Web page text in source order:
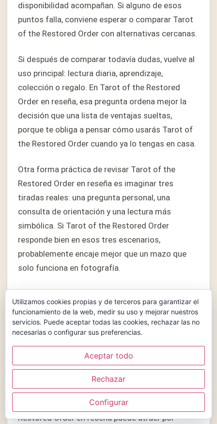
disponibilidad acompañan. Si alguno de esos
puntos falla, conviene esperar o comparar Tarot
of the Restored Order con alternativas cercanas.
Si después de comparar todavía dudas, vuelve al
uso principal: lectura diaria, aprendizaje,
colección o regalo. En Tarot of the Restored
Order en reseña, esa pregunta ordena mejor la
decisión que una lista de ventajas sueltas,
porque te obliga a pensar cómo usarás Tarot of
the Restored Order cuando ya lo tengas en casa.
Otra forma práctica de revisar Tarot of the
Restored Order en reseña es imaginar tres
tiradas reales: una pregunta personal, una
consulta de orientación y una lectura más
simbólica. Si Tarot of the Restored Order
responde bien en esos tres escenarios,
probablemente encaje mejor que un mazo que
solo funciona en fotografía.
entre imagen y significado. En Tarot of the
Restored Order en reseña, una carta no tiene que
explicarlo todo de golpe, pero sí debería darte
ilustración. Ese equilibrio es parte de lo que hace
útil a Tarot of the Restored Order.
Por último, no olvides el precio. Tarot of the
Restored Order en reseña puede atraer por
Utilizamos cookies propias y de terceros para garantizar el
funcionamiento de la web, medir su uso y mejorar nuestros
servicios. Puede aceptar todas las cookies, rechazar las no
necesarias o configurar sus preferencias.
Aceptar todo
Rechazar
Configurar